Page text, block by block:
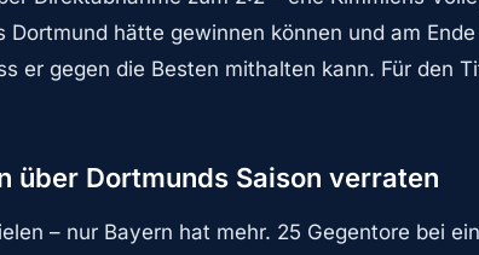
Dortmund hätte gewinnen können und am
er gegen die Besten mithalten kann. Für den
über Dortmunds Saison verraten
– nur Bayern hat mehr. 25 Gegentore bei